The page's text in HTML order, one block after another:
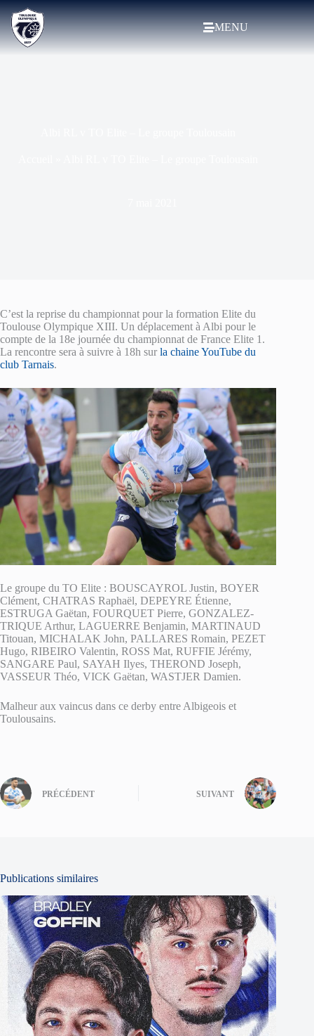
MENU
C’est la reprise du championnat pour la formation Elite du
Toulouse Olympique XIII. Un déplacement à Albi pour le
compte de la 18e journée du championnat de France Elite 1.
La rencontre sera à suivre à 18h sur la chaine YouTube du
club Tarnais.
Le groupe du TO Elite : BOUSCAYROL Justin, BOYER
Clément, CHATRAS Raphaël, DEPEYRE Étienne,
ESTRUGA Gaëtan, FOURQUET Pierre, GONZALEZ-
TRIQUE Arthur, LAGUERRE Benjamin, MARTINAUD
Titouan, MICHALAK John, PALLARES Romain, PEZET
Hugo, RIBEIRO Valentin, ROSS Mat, RUFFIE Jérémy,
SANGARE Paul, SAYAH Ilyes, THEROND Joseph,
VASSEUR Théo, VICK Gaëtan, WASTJER Damien.
Malheur aux vaincus dans ce derby entre Albigeois et
Toulousains.
PRÉCÉDENT SUIVANT
Publications similaires